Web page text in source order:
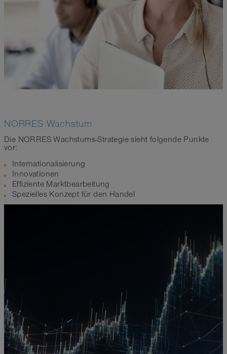
NORRES Wachstum
Die NORRES Wachstums-Strategie sieht folgende Punkte
vor:
Internationalisierung
Innovationen
Effiziente Marktbearbeitung
Spezielles Konzept für den Handel